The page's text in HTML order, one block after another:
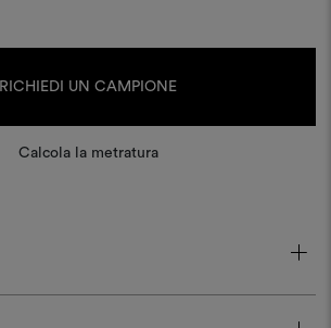
RICHIEDI UN CAMPIONE
Calcola la metratura